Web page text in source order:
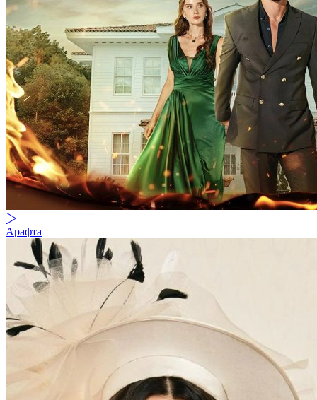
Арафта